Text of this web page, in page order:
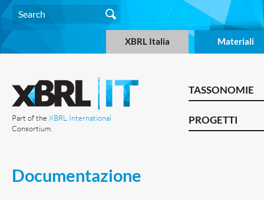
XBRL Italia Materiali
Part of the XBRL International
Consortium.
TASSONOMIE
PROGETTI
Documentazione